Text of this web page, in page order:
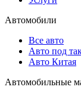
Автомобили
Все авто
Авто под
Авто Китая
Автомобильные